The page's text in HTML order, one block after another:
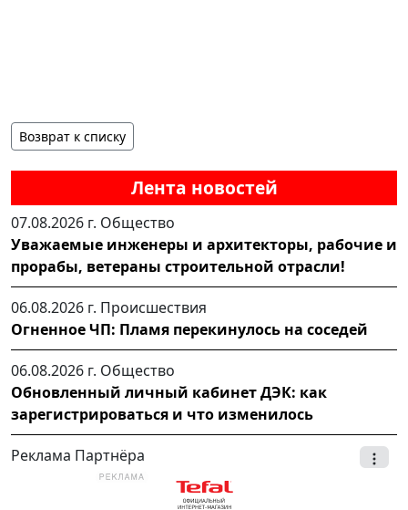
Лента новостей
07.08.2026 г. Общество
Уважаемые инженеры и архитекторы, рабочие и
прорабы, ветераны строительной отрасли!
06.08.2026 г. Происшествия
Огненное ЧП: Пламя перекинулось на соседей
06.08.2026 г. Общество
Обновленный личный кабинет ДЭК: как
зарегистрироваться и что изменилось
Реклама Партнёра
Возврат к списку